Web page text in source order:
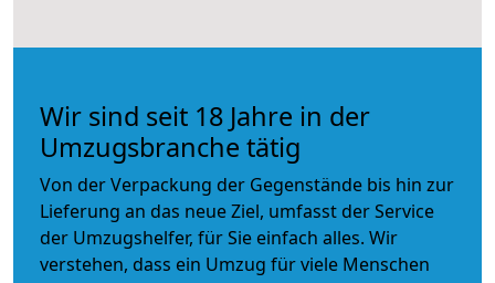
Wir sind seit 18 Jahre in der
Umzugsbranche tätig
Von der Verpackung der Gegenstände bis hin zur
Lieferung an das neue Ziel, umfasst der Service
der Umzugshelfer, für Sie einfach alles. Wir
verstehen, dass ein Umzug für viele Menschen